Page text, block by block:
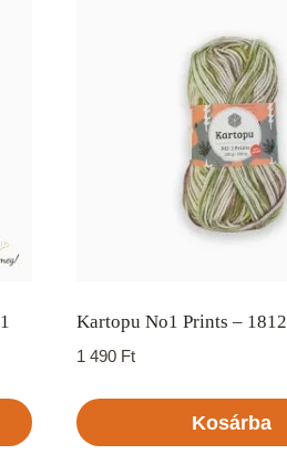
Kartopu No1 Prints – 1812
1 490 Ft
Kosárba